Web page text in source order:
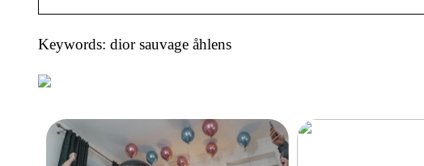
Keywords: dior sauvage åhlens